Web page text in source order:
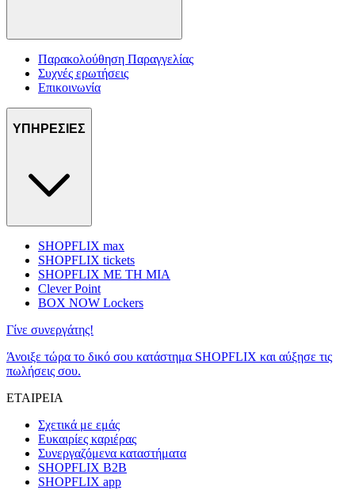
Παρακολούθηση Παραγγελίας
Συχνές ερωτήσεις
Επικοινωνία
ΥΠΗΡΕΣΙΕΣ
SHOPFLIX max
SHOPFLIX tickets
SHOPFLIX ΜΕ ΤΗ ΜΙΑ
Clever Point
BOX NOW Lockers
Γίνε συνεργάτης!
Άνοιξε τώρα το δικό σου κατάστημα SHOPFLIX και αύξησε τις
πωλήσεις σου.
ΕΤΑΙΡΕΙΑ
Σχετικά με εμάς
Ευκαιρίες καριέρας
Συνεργαζόμενα καταστήματα
SHOPFLIX B2B
SHOPFLIX app